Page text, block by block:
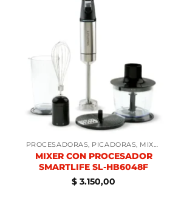
PROCESADORAS, PICADORAS, MIXERS
MIXER CON PROCESADOR
SMARTLIFE SL-HB6048F
$ 3.150,00